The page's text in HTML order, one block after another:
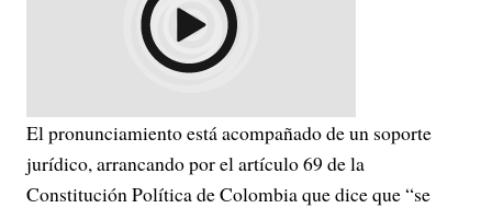
El pronunciamiento está acompañado de un soporte
jurídico, arrancando por el artículo 69 de la
Constitución Política de Colombia que dice que “se